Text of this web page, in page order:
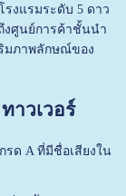
งแรมระดับ 5 ดาว
ถึงศูนย์การค้าชั้นนำ
ริมภาพลักษณ์ของ
าวเวอร์
รด A ที่มีชื่อเสียงใน